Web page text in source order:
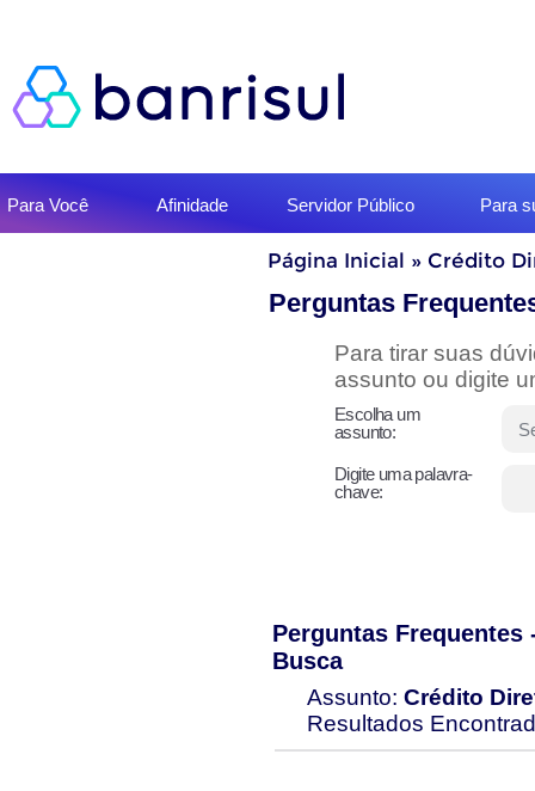
do
menu
Para Você Afinidade Servidor Público Para
Início
doPágina Inicial » Crédito
Perguntas
Para tirar suas
assunto ou digite
Escolha um
assunto:
Digite uma palavra-
chave:
Perguntas Frequentes
Busca
Assunto: Crédito
Resultados